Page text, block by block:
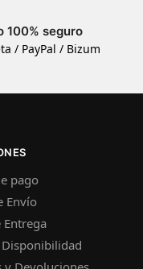
100% seguro
/ PayPal / Bizum
pago
Envío
Entrega
Disponibilidad